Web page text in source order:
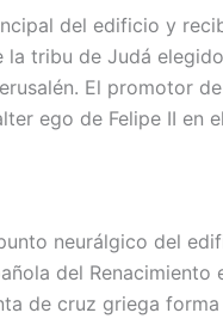
del edificio y
la tribu de Judá
El promotor
ego de Felipe II en
neurálgico del
del
de cruz griega